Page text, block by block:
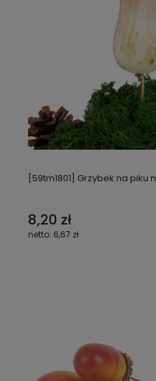
[59tm1801] Grzybek na piku
8,20 zł
6,67 zł